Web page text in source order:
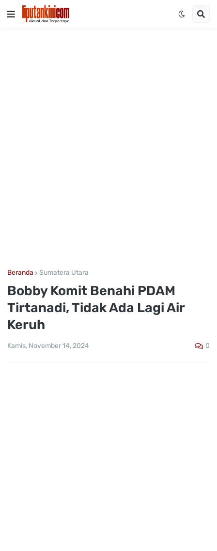
Beranda Sumatera Utara
Bobby Komit Benahi PDAM
Tirtanadi, Tidak Ada Lagi Air
Keruh
Kamis, November 14, 2024 0